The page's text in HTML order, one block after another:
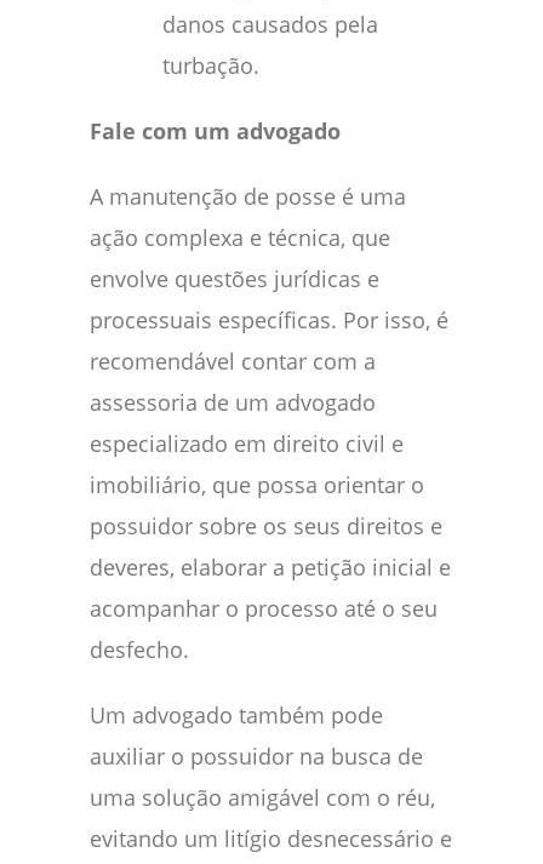
danos causados pela
turbação.
Fale com um advogado
A manutenção de posse é uma
ação complexa e técnica, que
envolve questões jurídicas e
processuais específicas. Por isso, é
recomendável contar com a
assessoria de um advogado
especializado em direito civil e
imobiliário, que possa orientar o
possuidor sobre os seus direitos e
deveres, elaborar a petição inicial e
acompanhar o processo até o seu
desfecho.
Um advogado também pode
auxiliar o possuidor na busca de
uma solução amigável com o réu,
evitando um litígio desnecessário e